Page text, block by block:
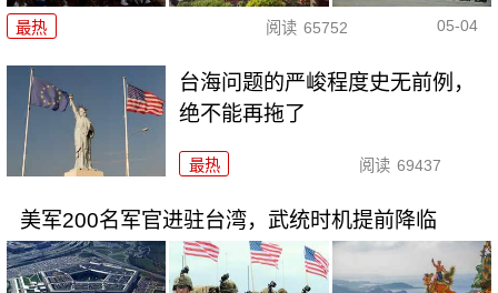
最热 阅读 65752 05-04
台海问题的严峻程度史无前例，
绝不能再拖了
最热 阅读 69437
美军200名军官进驻台湾，武统时机提前降临